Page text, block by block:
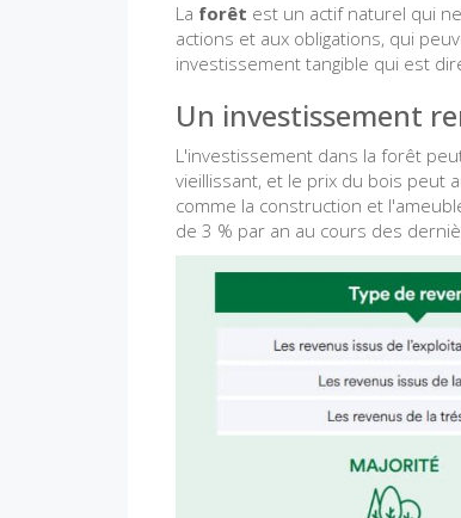
La forêt est un actif naturel qui
actions et aux obligations, qui
investissement tangible qui est
Un investissement
L'investissement dans la forêt
vieillissant, et le prix du bois peut
comme la construction et
de 3 % par an au cours des